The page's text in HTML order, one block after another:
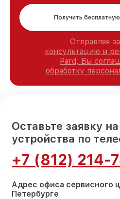
Получить
Отправляя
консультацию и
Pard, Вы
обработку
Оставьте заявку
устройства по
+7 (812) 214-
Адрес офиса сервисного
Петербурге